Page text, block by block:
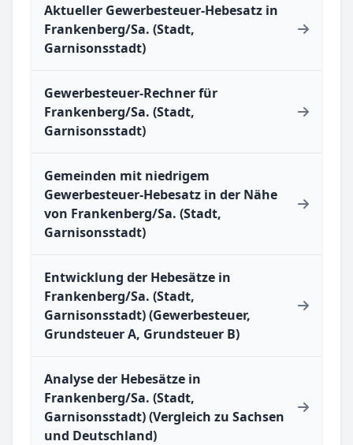
Aktueller Gewerbesteuer-Hebesatz in
Frankenberg/Sa. (Stadt,
Garnisonsstadt)
Gewerbesteuer-Rechner für
Frankenberg/Sa. (Stadt,
Garnisonsstadt)
Gemeinden mit niedrigem
Gewerbesteuer-Hebesatz in der Nähe
von Frankenberg/Sa. (Stadt,
Garnisonsstadt)
Entwicklung der Hebesätze in
Frankenberg/Sa. (Stadt,
Garnisonsstadt) (Gewerbesteuer,
Grundsteuer A, Grundsteuer B)
Analyse der Hebesätze in
Frankenberg/Sa. (Stadt,
Garnisonsstadt) (Vergleich zu Sachsen
und Deutschland)